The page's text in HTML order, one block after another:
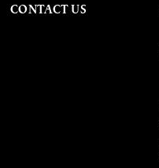
CONTACT US